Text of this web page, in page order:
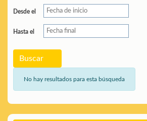
Desde el
Hasta el
Buscar
No hay resultados para esta búsqueda